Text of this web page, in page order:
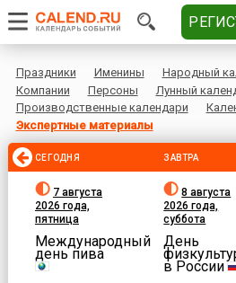
Праздники Именины Народный
Компании
Персоны
Лунный
Производственные календари
Экспертные материалы
СЕГОДНЯ
7 августа
2026 года,
пятница
Международный
день пива
ЗАВТРА
8 августа
2026 года,
суббота
День
в России